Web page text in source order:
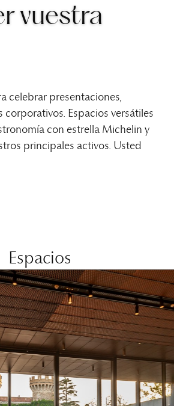
vuestra
celebrar presentaciones,
Espacios versátiles
con estrella Michelin y
principales activos. Usted
Espacios